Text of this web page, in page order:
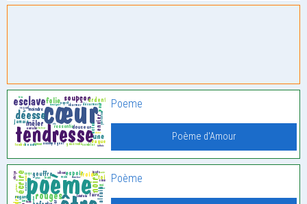
Poeme
Poème d'Amour
Poème